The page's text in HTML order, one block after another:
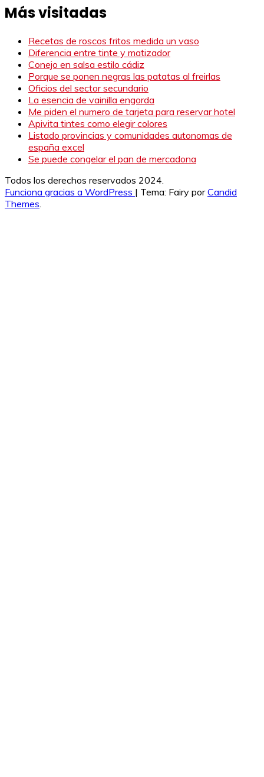
Más visitadas
Recetas de roscos fritos medida un vaso
Diferencia entre tinte y matizador
Conejo en salsa estilo cádiz
Porque se ponen negras las patatas al freirlas
Oficios del sector secundario
La esencia de vainilla engorda
Me piden el numero de tarjeta para reservar hotel
Apivita tintes como elegir colores
Listado provincias y comunidades autonomas de
españa excel
Se puede congelar el pan de mercadona
Todos los derechos reservados 2024.
Funciona gracias a WordPress | Tema: Fairy porCandid
Themes.